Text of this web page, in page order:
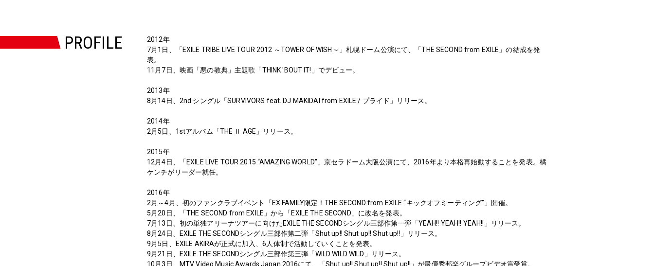
PROFILE
2012年
7月1日、「EXILE TRIBE LIVE TOUR 2012 ～TOWER OF WISH～」札幌ドーム公演にて、「THE SECOND from EXILE」の結成を発
表。
11月7日、映画「悪の教典」主題歌「THINK 'BOUT IT!」でデビュー。
2013年
8月14日、2nd シングル「SURVIVORS feat. DJ MAKIDAI from EXILE / プライド」リリース。
2014年
2月5日、1stアルバム「THE Ⅱ AGE」リリース。
2015年
12月4日、「EXILE LIVE TOUR 2015 “AMAZING WORLD”」京セラドーム大阪公演にて、2016年より本格再始動することを発表。橘
ケンチがリーダー就任。
2016年
2月～4月、初のファンクラブイベント「EX FAMILY限定！THE SECOND from EXILE “キックオフミーティング”」開催。
5月20日、「THE SECOND from EXILE」から「EXILE THE SECOND」に改名を発表。
7月13日、初の単独アリーナツアーに向けたEXILE THE SECONDシングル三部作第一弾「YEAH!! YEAH!! YEAH!!」リリース。
8月24日、EXILE THE SECONDシングル三部作第二弾「Shut up!! Shut up!! Shut up!!」リリース。
9月5日、EXILE AKIRAが正式に加入、6人体制で活動していくことを発表。
9月21日、EXILE THE SECONDシングル三部作第三弾「WILD WILD WILD」リリース。
10月3日、MTV Video Music Awards Japan 2016にて、「Shut up!! Shut up!! Shut up!!」が最優秀邦楽グループビデオ賞受賞。